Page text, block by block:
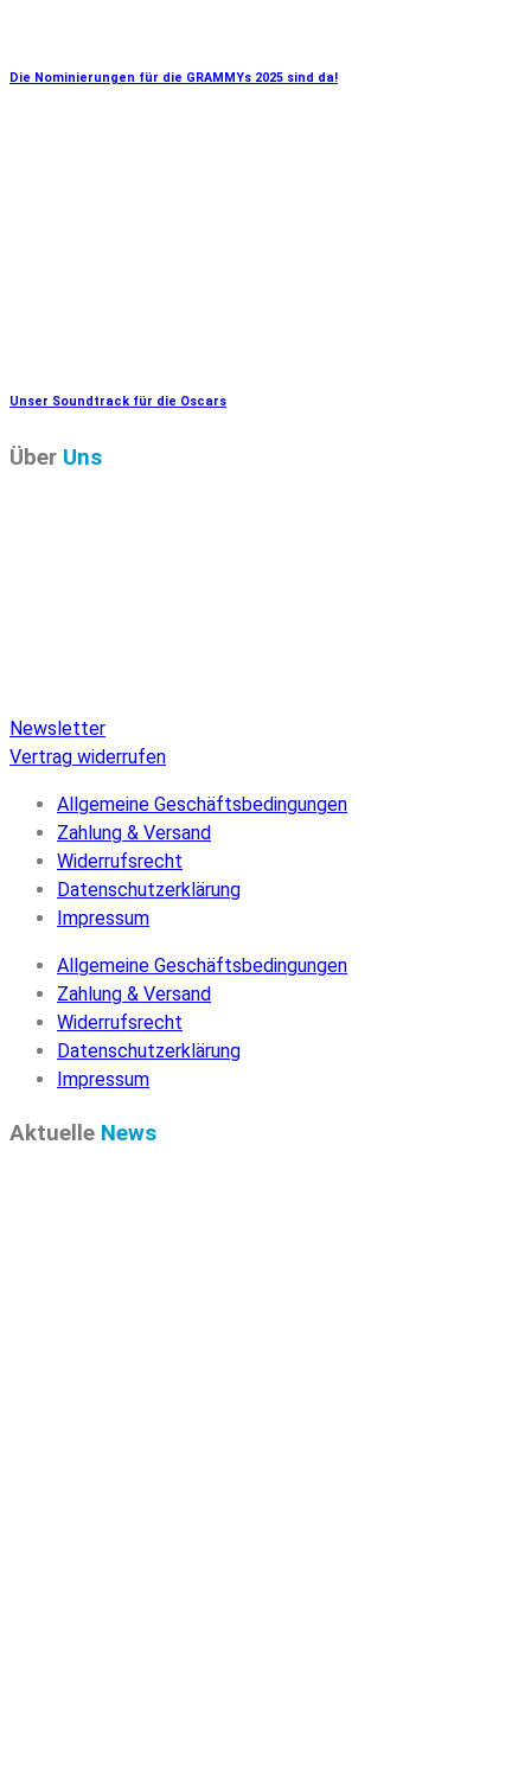
Die Nominierungen für die GRAMMYs 2025 sind da!
Unser Soundtrack für die Oscars
Über Uns
Newsletter
Vertrag widerrufen
Allgemeine Geschäftsbedingungen
Zahlung & Versand
Widerrufsrecht
Datenschutzerklärung
Impressum
Allgemeine Geschäftsbedingungen
Zahlung & Versand
Widerrufsrecht
Datenschutzerklärung
Impressum
Aktuelle News